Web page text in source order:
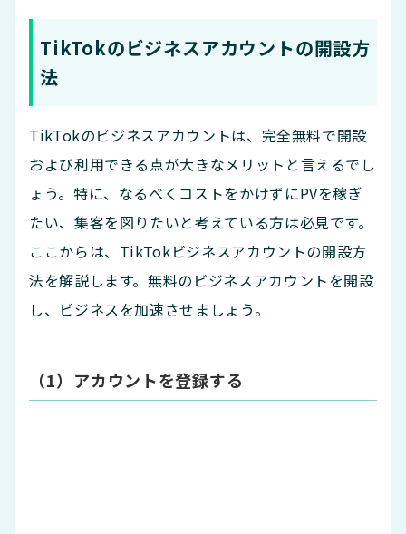
TikTokのビジネスアカウントの開設方
法
TikTokのビジネスアカウントは、完全無料で開設
および利用できる点が大きなメリットと言えるでし
ょう。特に、なるべくコストをかけずにPVを稼ぎ
たい、集客を図りたいと考えている方は必見です。
ここからは、TikTokビジネスアカウントの開設方
法を解説します。無料のビジネスアカウントを開設
し、ビジネスを加速させましょう。
（1）アカウントを登録する